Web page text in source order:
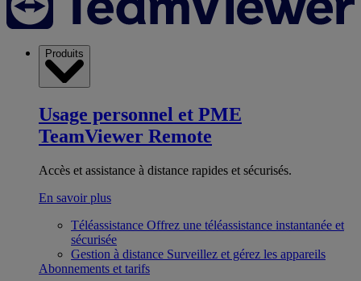
Produits
Usage personnel et PME
TeamViewer Remote
Accès et assistance à distance rapides et sécurisés.
En savoir plus
Téléassistance Offrez une téléassistance instantanée et
sécurisée
Gestion à distance Surveillez et gérez les appareils
Abonnements et tarifs